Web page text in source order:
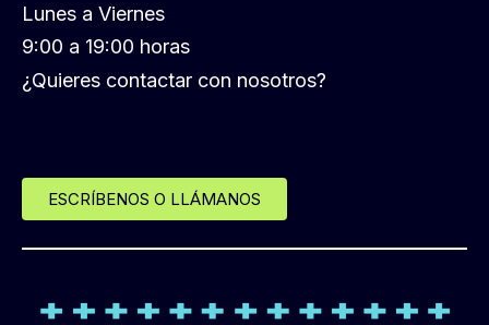
Lunes a Viernes
9:00 a 19:00 horas
¿Quieres contactar con nosotros?
ESCRÍBENOS O LLÁMANOS